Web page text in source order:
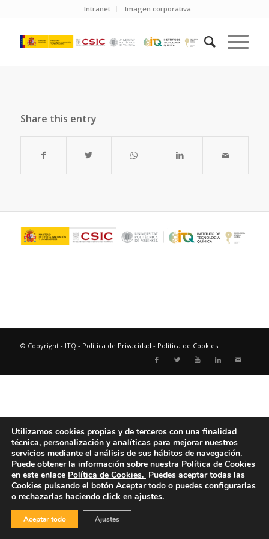
Intranet Imagen corporativa
Share this entry
© Copyright - ITQ - Política de Privacidad - Política de Cookies
Utilizamos cookies propias y de terceros con una finalidad
técnica, personalización y analíticas para mejorar nuestros
servicios mediante el análisis de sus hábitos de navegación.
Puede obtener la información sobre nuestra Política de Cookies
en este enlace Política de Cookies. Puedes aceptar todas las
Cookies pulsando el botón Aceptar todo o puedes configurarlas
o rechazarlas haciendo click en ajustes.
Aceptar todo Ajustes